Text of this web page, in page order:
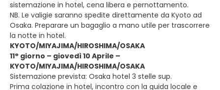
sistemazione in hotel, cena libera e pernottamento.
NB. Le valigie saranno spedite direttamente da Kyoto ad
Osaka. Preparare un bagaglio a mano utile per trascorrere
la notte in hotel.
KYOTO/MIYAJIMA/HIROSHIMA/OSAKA
11° giorno – giovedì 10 Aprile –
KYOTO/MIYAJIMA/HIROSHIMA/OSAKA
Sistemazione prevista: Osaka hotel 3 stelle sup.
Prima colazione in hotel, incontro con la guida locale e